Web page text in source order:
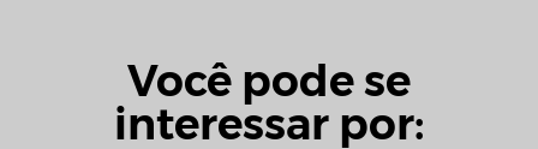
Você pode se
interessar por: